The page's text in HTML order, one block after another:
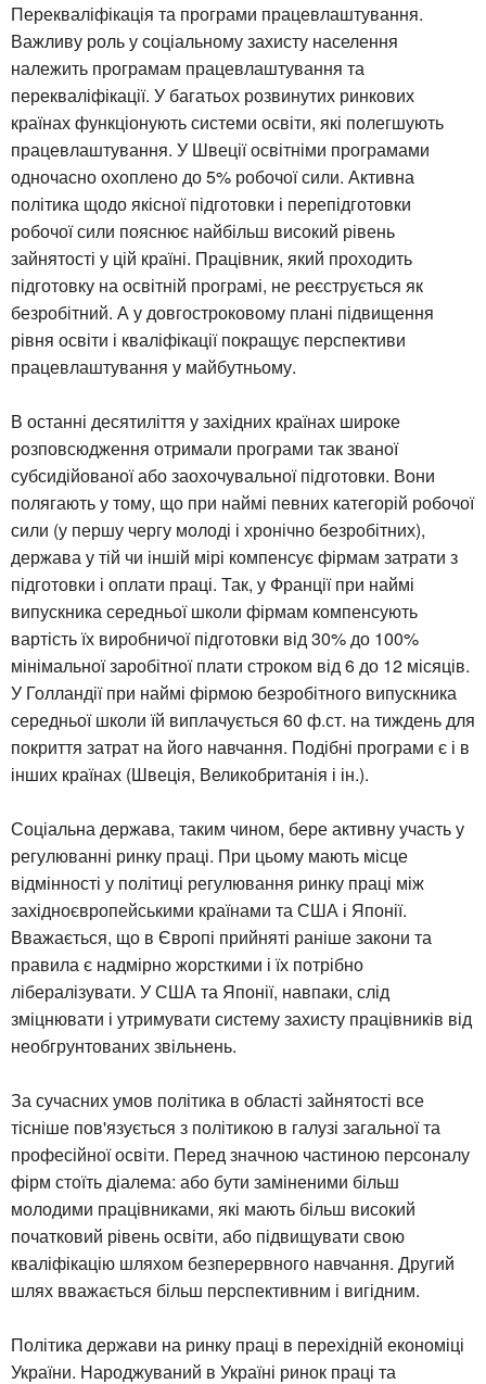
Перекваліфікація та програми працевлаштування.
Важливу роль у соціальному захисту населення
належить програмам працевлаштування та
перекваліфікації. У багатьох розвинутих ринкових
країнах функціонують системи освіти, які полегшують
працевлаштування. У Швеції освітніми програмами
одночасно охоплено до 5% робочої сили. Активна
політика щодо якісної підготовки і перепідготовки
робочої сили пояснює найбільш високий рівень
зайнятості у цій країні. Працівник, який проходить
підготовку на освітній програмі, не реєструється як
безробітний. А у довгостроковому плані підвищення
рівня освіти і кваліфікації покращує перспективи
працевлаштування у майбутньому.
В останні десятиліття у західних країнах широке
розповсюдження отримали програми так званої
субсидійованої або заохочувальної підготовки. Вони
полягають у тому, що при наймі певних категорій робочої
сили (у першу чергу молоді і хронічно безробітних),
держава у тій чи іншій мірі компенсує фірмам затрати з
підготовки і оплати праці. Так, у Франції при наймі
випускника середньої школи фірмам компенсують
вартість їх виробничої підготовки від 30% до 100%
мінімальної заробітної плати строком від 6 до 12 місяців.
У Голландії при наймі фірмою безробітного випускника
середньої школи їй виплачується 60 ф.ст. на тиждень для
покриття затрат на його навчання. Подібні програми є і в
інших країнах (Швеція, Великобританія і ін.).
Соціальна держава, таким чином, бере активну участь у
регулюванні ринку праці. При цьому мають місце
відмінності у політиці регулювання ринку праці між
західноєвропейськими країнами та США і Японії.
Вважається, що в Європі прийняті раніше закони та
правила є надмірно жорсткими і їх потрібно
лібералізувати. У США та Японії, навпаки, слід
зміцнювати і утримувати систему захисту працівників від
необгрунтованих звільнень.
За сучасних умов політика в області зайнятості все
тісніше пов'язується з політикою в галузі загальної та
професійної освіти. Перед значною частиною персоналу
фірм стоїть діалема: або бути заміненими більш
молодими працівниками, які мають більш високий
початковий рівень освіти, або підвищувати свою
кваліфікацію шляхом безперервного навчання. Другий
шлях вважається більш перспективним і вигідним.
Політика держави на ринку праці в перехідній економіці
України. Народжуваний в Україні ринок праці та